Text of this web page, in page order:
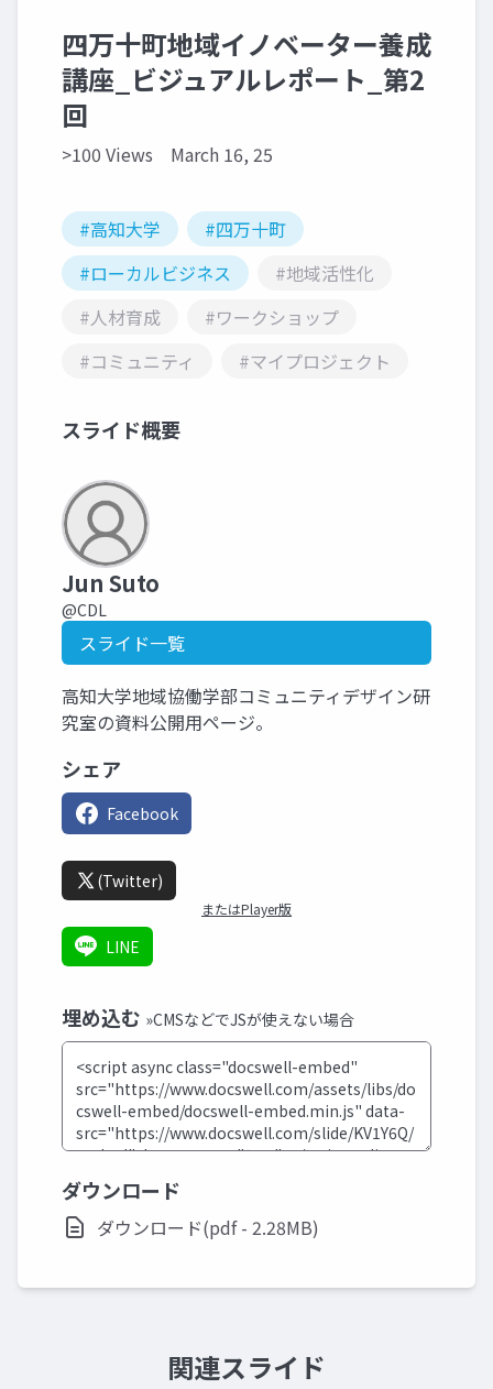
四万十町地域イノベーター養成
講座_ビジュアルレポート_第2
回
>100 Views March 16, 25
#高知大学
#四万十町
#ローカルビジネス
#地域活性化
#人材育成
#ワークショップ
#コミュニティ
#マイプロジェクト
スライド概要
Jun Suto
@CDL
スライド一覧
高知大学地域協働学部コミュニティデザイン研
究室の資料公開用ページ。
シェア
Facebook
(Twitter)
またはPlayer版
LINE
埋め込む »CMSなどでJSが使えない場合
ダウンロード
ダウンロード(pdf - 2.28MB)
関連スライド